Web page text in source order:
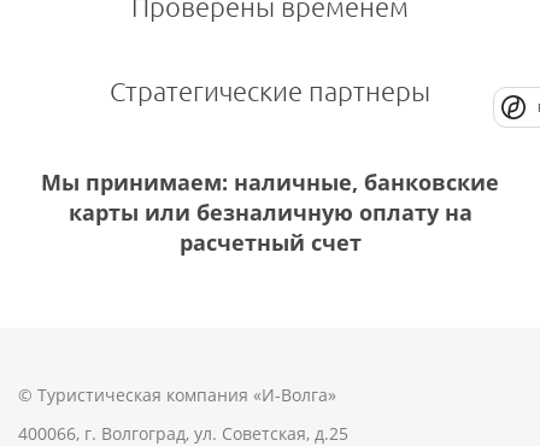
Стратегические партнеры
Мы принимаем: наличные, банковские
карты или безналичную оплату на
расчетный счет
© Туристическая компания «И-Волга»
400066, г. Волгоград, ул. Советская, д.25